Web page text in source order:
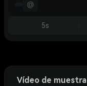
@
5s
Vídeo de muestra